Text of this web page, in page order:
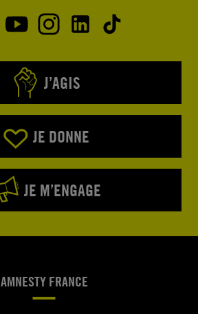
J’AGIS
JE DONNE
JE M’ENGAGE
AMNESTY FRANCE